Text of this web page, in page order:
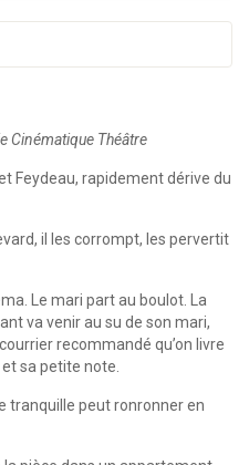
Cinématique Théâtre
Feydeau, rapidement dérive du
il les corrompt, les pervertit
Le mari part au boulot. La
va venir au su de son mari,
recommandé qu’on livre
sa petite note.
tranquille peut ronronner en